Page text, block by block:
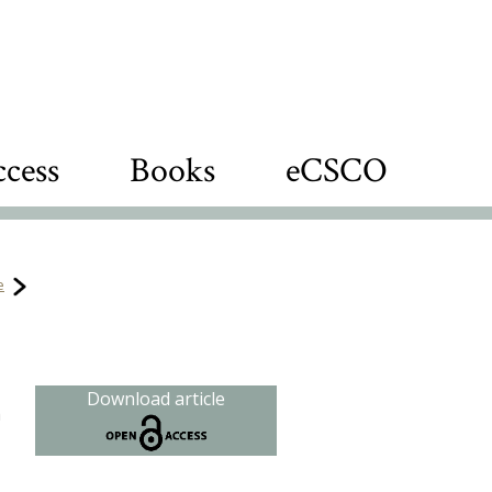
Books eCSCO
Download article